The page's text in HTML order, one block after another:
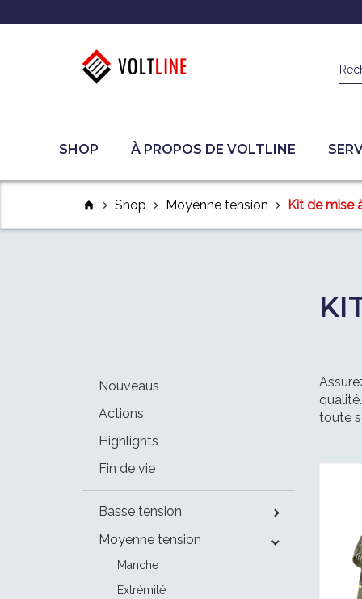
SHOP À PROPOS DE VOLTLINE
home chevron_right Shop chevron_right Moyenne tension chevron_right Kit de mise
Nouveaus
Actions
Highlights
Fin de vie
Basse tension
Moyenne tension
Manche
Extrémité
toute